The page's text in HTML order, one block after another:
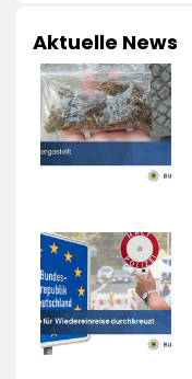
Aktuelle News